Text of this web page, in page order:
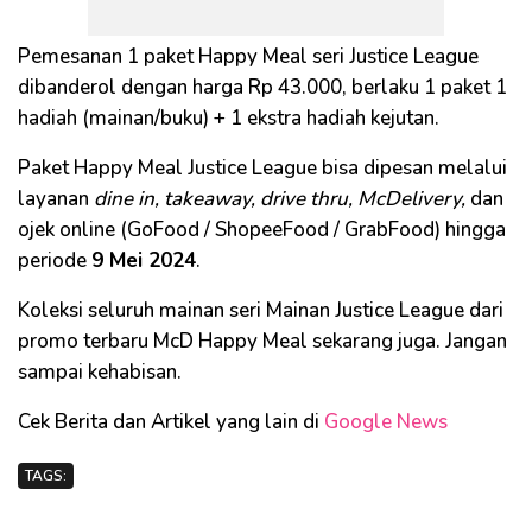
Pemesanan 1 paket Happy Meal seri Justice League
dibanderol dengan harga Rp 43.000, berlaku 1 paket 1
hadiah (mainan/buku) + 1 ekstra hadiah kejutan.
Paket Happy Meal Justice League bisa dipesan melalui
layanan dine in, takeaway, drive thru, McDelivery, dan
ojek online (GoFood / ShopeeFood / GrabFood) hingga
periode 9 Mei 2024.
Koleksi seluruh mainan seri Mainan Justice League dari
promo terbaru McD Happy Meal sekarang juga. Jangan
sampai kehabisan.
Cek Berita dan Artikel yang lain di Google News
TAGS: